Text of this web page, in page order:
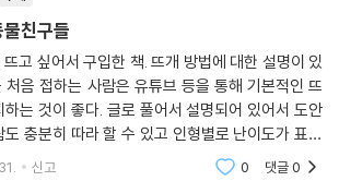
친구들
고 싶어서 구입한 책. 뜨개 방법에 대한 설명이 있
처음 접하는 사람은 유튜브 등을 통해 기본적인 뜨
는 것이 좋다. 글로 풀어서 설명되어 있어서 도안
충분히 따라 할 수 있고 인형별로 난이도가 표시
차근차근 배워나갈 수 있다. 응용보다 그대로 따라
신고 0 댓글0